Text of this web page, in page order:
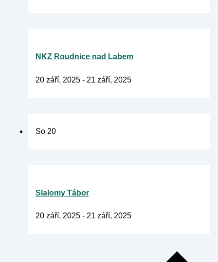
NKZ Roudnice nad Labem
20 září, 2025- 21 září, 2025
So 20
Slalomy Tábor
20 září, 2025- 21 září, 2025